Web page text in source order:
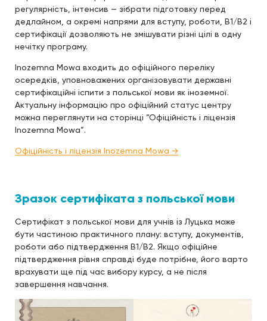
регулярність, інтенсив — зібрати підготовку перед
дедлайном, а окремі напрями для вступу, роботи, B1/B2 і
сертифікації дозволяють не змішувати різні цілі в одну
нечітку програму.
Inozemna Mowa входить до офіційного переліку
осередків, уповноважених організовувати державні
сертифікаційні іспити з польської мови як іноземної.
Актуальну інформацію про офіційний статус центру
можна переглянути на сторінці “Офіційність і ліцензія
Inozemna Mowa”.
Офіційність і ліцензія Inozemna Mowa →
Зразок сертифіката з польської мови
Сертифікат з польської мови для учнів із Луцька може
бути частиною практичного плану: вступу, документів,
роботи або підтвердження B1/B2. Якщо офіційне
підтвердження рівня справді буде потрібне, його варто
врахувати ще під час вибору курсу, а не після
завершення навчання.